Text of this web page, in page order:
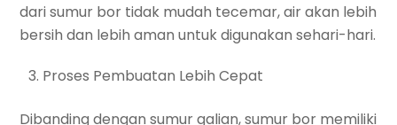
dari sumur bor tidak mudah tecemar, air akan lebih
bersih dan lebih aman untuk digunakan sehari-hari.
Proses Pembuatan Lebih Cepat
Dibanding dengan sumur galian, sumur bor memiliki